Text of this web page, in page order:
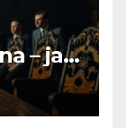
– jak